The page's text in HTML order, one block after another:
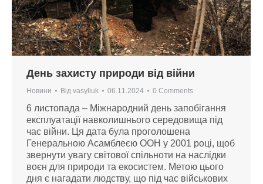
День захисту природи від війни
Новини Від vasyliuk 06.11.2024 0 Comments
6 листопада – Міжнародний день запобігання
експлуатації навколишнього середовища під
час війни. Ця дата була проголошена
Генеральною Асамблеєю ООН у 2001 році, щоб
звернути увагу світової спільноти на наслідки
воєн для природи та екосистем. Метою цього
дня є нагадати людству, що під час військових